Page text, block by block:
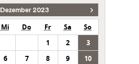
Dezember 2023
Mi Do Fr Sa
So
1
2
3
6 7 8 9
10